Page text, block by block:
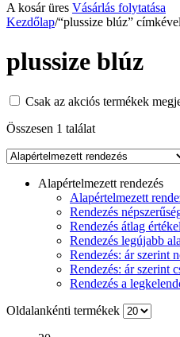
A kosár üres Vásárlás folytatása
Kezdőlap/“plussize blúz”
plussize blúz
Csak az akciós termékek
Összesen 1 találat
Alapértelmezett rendezés
Alapértelmezett
Rendezés
Rendezés átlag
Rendezés legújabb
Rendezés: ár szerint
Rendezés: ár szerint
Rendezés a
Oldalankénti termékek